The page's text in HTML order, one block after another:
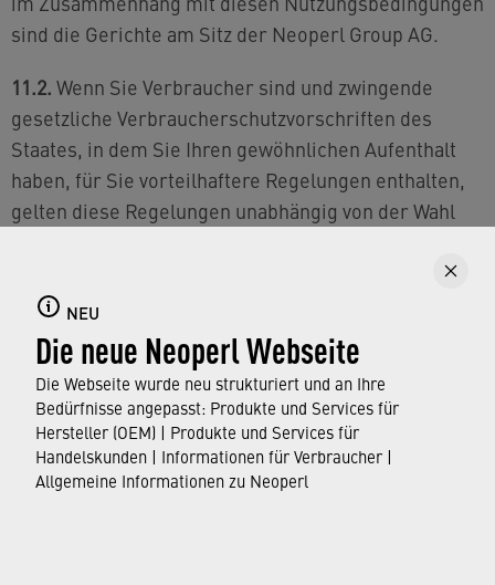
NEU
Die neue Neoperl Webseite
Die Webseite wurde neu strukturiert und an Ihre
Bedürfnisse angepasst: Produkte und Services für
Hersteller (OEM) | Produkte und Services für
Handelskunden | Informationen für Verbraucher |
Allgemeine Informationen zu Neoperl
sind die Gerichte am Sitz der Neoperl Group AG.
11.2. Wenn Sie Verbraucher sind und zwingende
gesetzliche Verbraucherschutzvorschriften des
Staates, in dem Sie Ihren gewöhnlichen Aufenthalt
haben, für Sie vorteilhaftere Regelungen enthalten,
gelten diese Regelungen unabhängig von der Wahl
Nutzungsbedingungen sowohl vor dem zuständigen
Gericht an Ihrem Wohnsitz, als auch vor dem
zuständigen Gericht am Sitz der Neoperl Group AG
geltend machen. Wenn Neoperl ihre Rechte gegen
Sie als Verbraucher durchsetzen möchte, sind die
zuständigen Gerichte an Ihrem Wohnsitz
ausschließlich zuständig.